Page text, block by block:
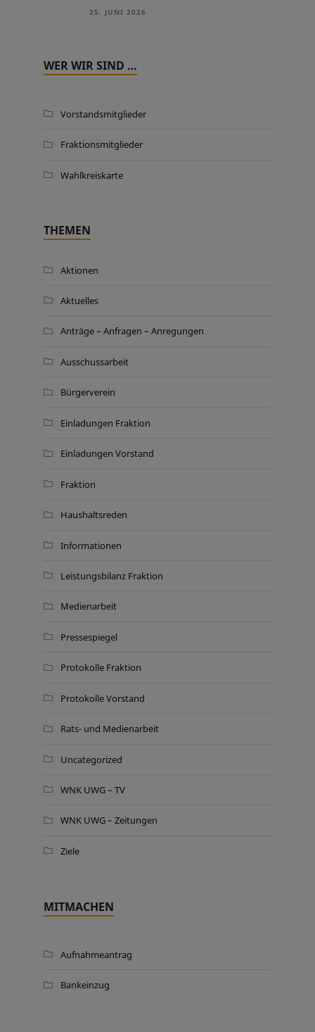
25. JUNI 2026
WER WIR SIND …
Vorstandsmitglieder
Fraktionsmitglieder
Wahlkreiskarte
THEMEN
Aktionen
Aktuelles
Anträge – Anfragen – Anregungen
Ausschussarbeit
Bürgerverein
Einladungen Fraktion
Einladungen Vorstand
Fraktion
Haushaltsreden
Informationen
Leistungsbilanz Fraktion
Medienarbeit
Pressespiegel
Protokolle Fraktion
Protokolle Vorstand
Rats- und Medienarbeit
Uncategorized
WNK UWG – TV
WNK UWG – Zeitungen
Ziele
MITMACHEN
Aufnahmeantrag
Bankeinzug